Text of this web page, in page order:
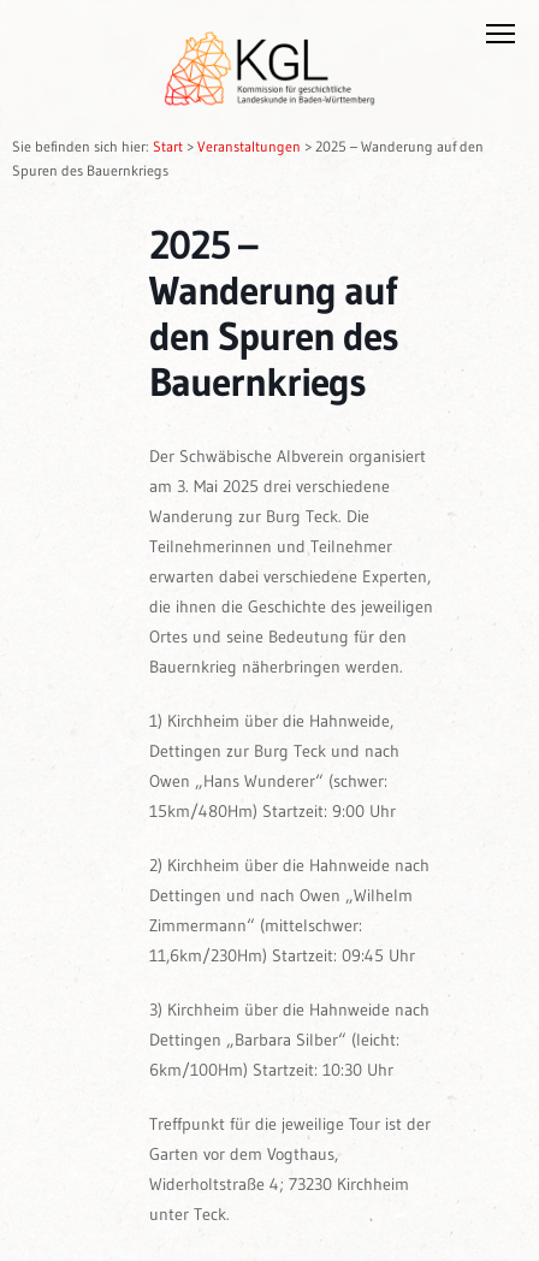
Sie befinden sich hier: Start > Veranstaltungen > 2025 – Wanderung auf den
Spuren des Bauernkriegs
2025 –
Wanderung auf
den Spuren des
Bauernkriegs
Der Schwäbische Albverein organisiert
am 3. Mai 2025 drei verschiedene
Wanderung zur Burg Teck. Die
Teilnehmerinnen und Teilnehmer
erwarten dabei verschiedene Experten,
die ihnen die Geschichte des jeweiligen
Ortes und seine Bedeutung für den
Bauernkrieg näherbringen werden.
1) Kirchheim über die Hahnweide,
Dettingen zur Burg Teck und nach
Owen „Hans Wunderer“ (schwer:
15km/480Hm) Startzeit: 9:00 Uhr
2) Kirchheim über die Hahnweide nach
Dettingen und nach Owen „Wilhelm
Zimmermann“ (mittelschwer:
11,6km/230Hm) Startzeit: 09:45 Uhr
3) Kirchheim über die Hahnweide nach
Dettingen „Barbara Silber“ (leicht:
6km/100Hm) Startzeit: 10:30 Uhr
Treffpunkt für die jeweilige Tour ist der
Garten vor dem Vogthaus,
Widerholtstraße 4; 73230 Kirchheim
unter Teck.